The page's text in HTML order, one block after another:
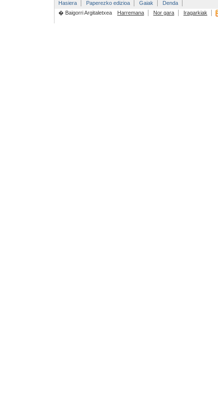
Hasiera Paperezko edizioa Gaiak
Denda
� Baigorri Argitaletxea
Harremana Nor gara Iragarkiak